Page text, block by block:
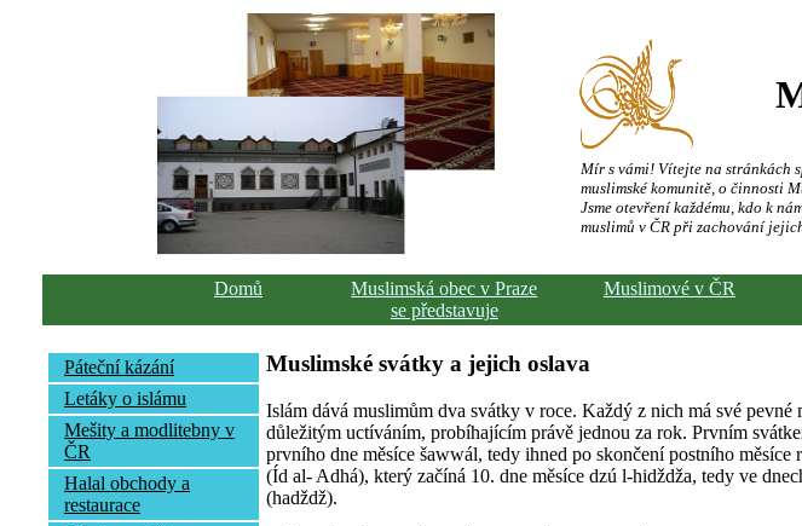
Mír s vámi! Vítejte na stránkách
muslimské komunitě, o činnosti
Jsme otevření každému, kdo k
muslimů v ČR při zachování
Domů
Muslimská obec v Praze
se představuje
Muslimové v ČR
Páteční kázání
Letáky o islámu
Mešity a modlitebny v
ČR
Halal obchody a
restaurace
Muslimské svátky a jejich oslava
Islám dává muslimům dva svátky v roce. Každý z nich má své
důležitým uctíváním, probíhajícím právě jednou za rok. Prvním
prvního dne měsíce šawwál, tedy ihned po skončení postního
(Íd al- Adhá), který začíná 10. dne měsíce dzú l-hidždža, tedy ve
(hadždž).